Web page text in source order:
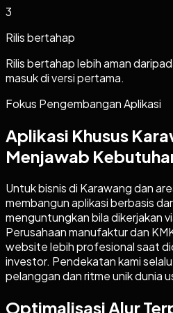
3
Rilis bertahap
Rilis bertahap lebih aman
masuk di versi pertama.
Fokus Pengembangan Aplikasi
Aplikasi Khusus
Menjawab
Untuk bisnis di Karawang dan
membangun aplikasi berbasis
menguntungkan bila dikerjakan
Perusahaan manufaktur dan
website lebih profesional saat
investor. Pendekatan kami
pelanggan dan ritme unik dunia
Optimalisasi Alur